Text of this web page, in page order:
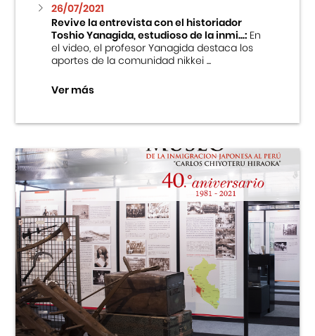
26/07/2021
Revive la entrevista con el historiador
Toshio Yanagida, estudioso de la inmi...:En
el video, el profesor Yanagida destaca los
aportes de la comunidad nikkei ...
Ver más